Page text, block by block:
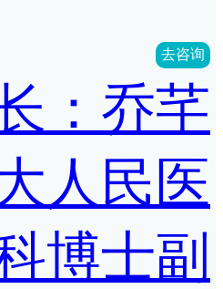
去咨询
：乔芊
人民医
博士副